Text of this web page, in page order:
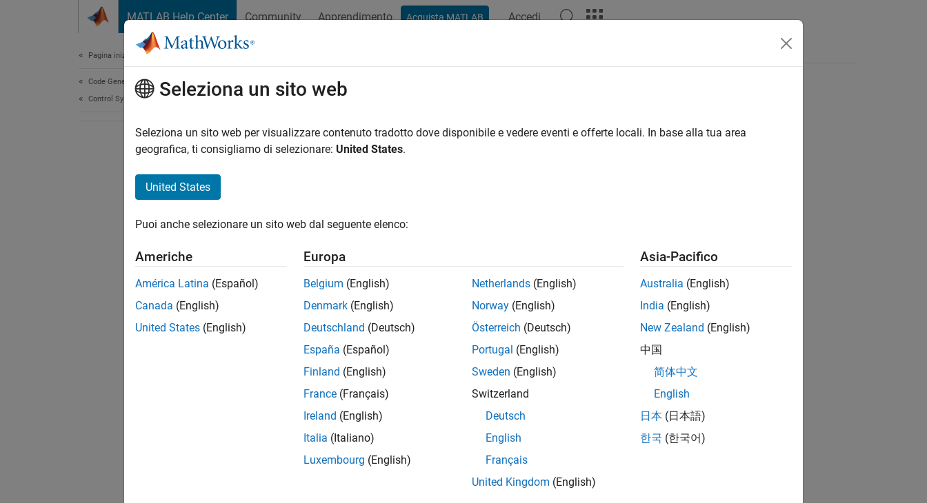
MATLAB Help Center Community Apprendimento Acquista MATLAB Accedi
Pagina iniziale della documentazione
Code Generation
Control Systems
How useful was this information?
Seleziona un sito web
Seleziona un sito web per visualizzare contenuto tradotto dove disponibile e vedere eventi e offerte locali. In base alla tua area
geografica, ti consigliamo di selezionare: United States.
United States
Puoi anche selezionare un sito web dal seguente elenco:
Americhe
América Latina (Español)
Canada (English)
United States (English)
Europa
Belgium (English)
Denmark (English)
Deutschland (Deutsch)
España (Español)
Finland (English)
France (Français)
Ireland (English)
Italia (Italiano)
Luxembourg (English)
Netherlands (English)
Norway (English)
Österreich (Deutsch)
Portugal (English)
Sweden (English)
Switzerland
Deutsch
English
Français
United Kingdom (English)
Asia-Pacifico
Australia (English)
India (English)
New Zealand (English)
中国
简体中文
English
日本 (日本語)
한국 (한국어)